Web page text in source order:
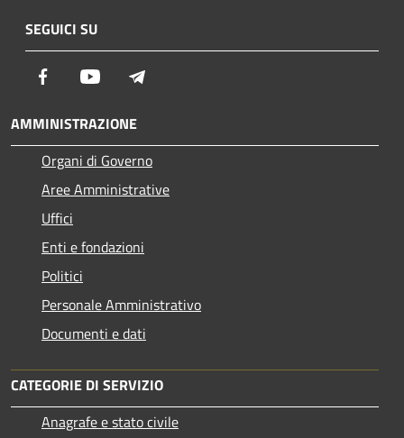
SEGUICI SU
Facebook Youtube
AMMINISTRAZIONE
Organi di Governo
Aree Amministrative
Uffici
Enti e fondazioni
Politici
Personale Amministrativo
Documenti e dati
CATEGORIE DI SERVIZIO
Anagrafe e stato civile